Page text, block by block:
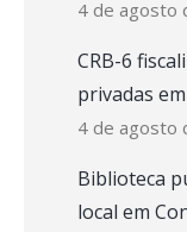
4 de agosto
CRB-6
privadas
4 de agosto
Biblioteca
local em